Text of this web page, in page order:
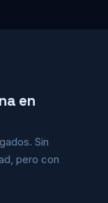
en
Sin
pero con